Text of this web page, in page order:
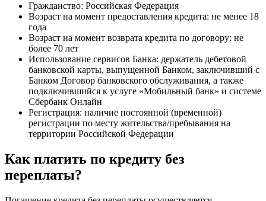
Гражданство: Российская Федерация
Возраст на момент предоставления кредита: не менее 18
года
Возраст на момент возврата кредита по договору: не
более 70 лет
Использование сервисов Банка: держатель дебетовой
банковской карты, выпущенной Банком, заключивший с
Банком Договор банковского обслуживания, а также
подключившийся к услуге «Мобильный банк» и системе
Сбербанк Онлайн
Регистрация: наличие постоянной (временной)
регистрации по месту жительства/пребывания на
территории Российской Федерации
Как платить по кредиту без
переплаты?